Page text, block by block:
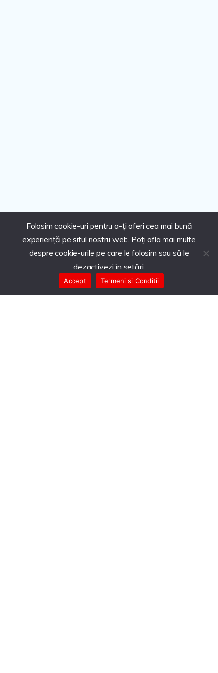
Folosim cookie-uri pentru a-ți oferi cea mai bună
experiență pe situl nostru web. Poți afla mai multe
despre cookie-urile pe care le folosim sau să le
dezactivezi în setări.
Accept Termeni si Conditii